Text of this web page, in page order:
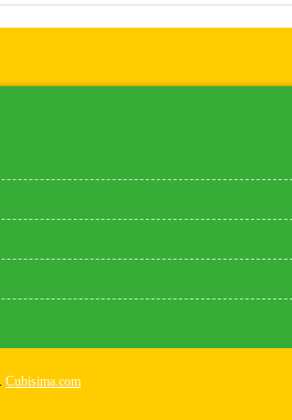
Cubisima.com